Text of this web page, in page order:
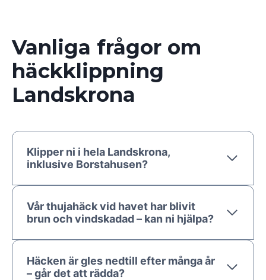
Vanliga frågor om
häckklippning
Landskrona
Klipper ni i hela Landskrona,
inklusive Borstahusen?
Vår thujahäck vid havet har blivit
brun och vindskadad – kan ni hjälpa?
Häcken är gles nedtill efter många år
– går det att rädda?